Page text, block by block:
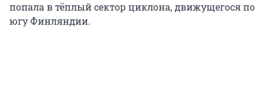
попала в тёплый сектор циклона, движущегося по
югу Финляндии.